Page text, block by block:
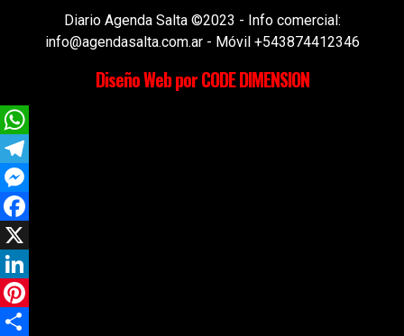
Diario Agenda Salta ©2023 - Info comercial:
info@agendasalta.com.ar - Móvil +543874412346
Diseño Web por CODE DIMENSION
WhatsApp
Telegram
Messenger
Facebook
X
LinkedIn
Pinterest